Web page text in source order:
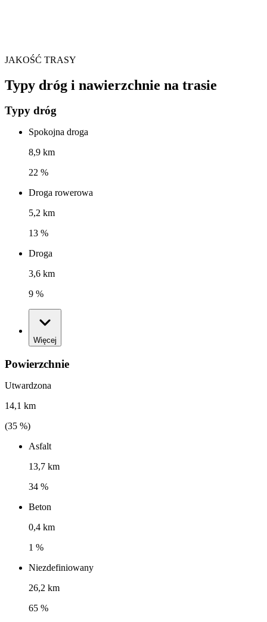
JAKOŚĆ TRASY
Typy dróg i nawierzchnie na trasie
Typy dróg
Spokojna droga
8,9 km
22 %
Droga rowerowa
5,2 km
13 %
Droga
3,6 km
9 %
Więcej
Powierzchnie
Utwardzona
14,1 km
(35 %)
Asfalt
13,7 km
34 %
Beton
0,4 km
1 %
Niezdefiniowany
26,2 km
65 %